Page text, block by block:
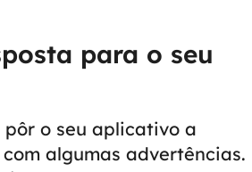
para o seu
pôr o seu aplicativo a
algumas advertências.